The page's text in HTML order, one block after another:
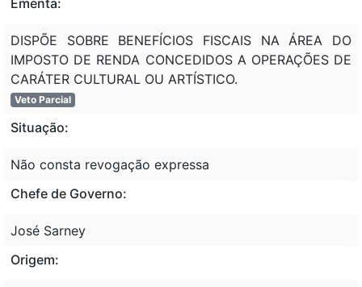
DISPÕE SOBRE BENEFÍCIOS FISCAIS NA ÁREA DO
IMPOSTO DE RENDA CONCEDIDOS A OPERAÇÕES DE
CARÁTER CULTURAL OU ARTÍSTICO.
Veto Parcial
Situação:
Não consta revogação expressa
Chefe de Governo:
José Sarney
Origem: